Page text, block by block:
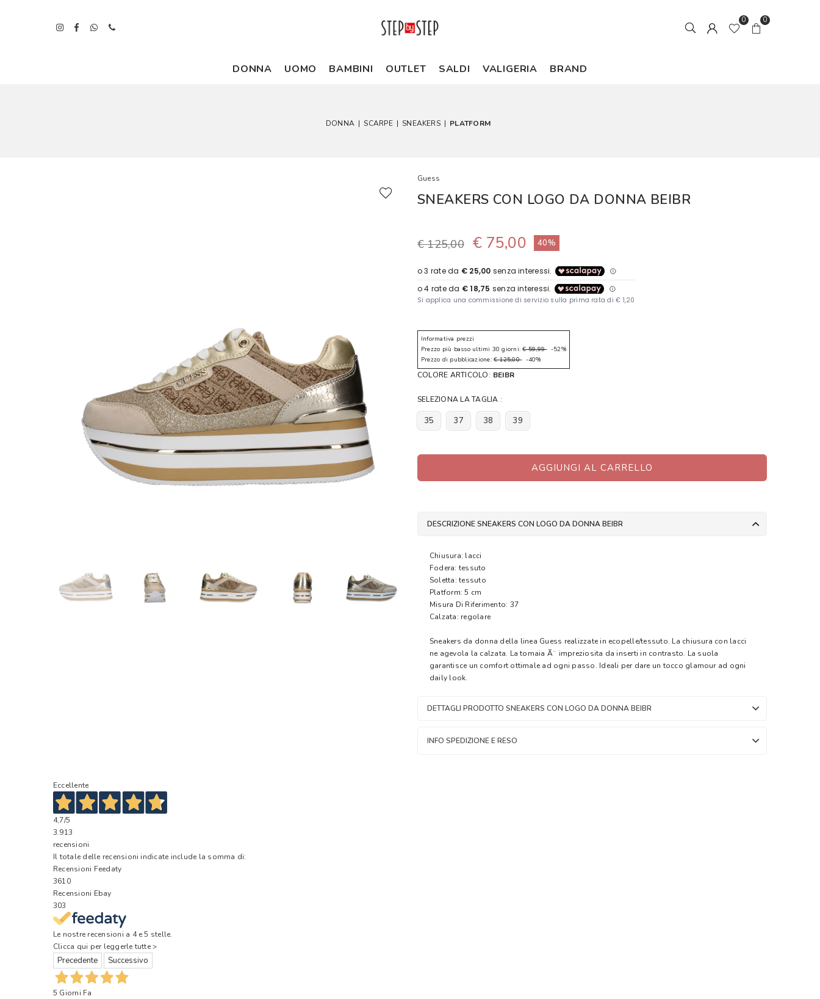
0 0
DONNA UOMO BAMBINI OUTLET SALDI VALIGERIA BRAND
DONNA | SCARPE | SNEAKERS | PLATFORM
Guess
SNEAKERS CON LOGO DA DONNA BEIBR
€ 125,00 € 75,00 40%
Informativa prezzi
Prezzo più basso ultimi 30 giorni:€ 59,99-52%
Prezzo di pubblicazione: € 125,00-40%
COLORE ARTICOLO: BEIBR
SELEZIONA LA TAGLIA :
35 37 38 39
AGGIUNGI AL CARRELLO
DESCRIZIONE SNEAKERS CON LOGO DA DONNA BEIBR
Chiusura: lacci
Fodera: tessuto
Soletta: tessuto
Platform: 5 cm
Misura Di Riferimento: 37
Calzata: regolare
Sneakers da donna della linea Guess realizzate in ecopelle/tessuto. La chiusura con lacci
ne agevola la calzata. La tomaia Ã¨ impreziosita da inserti in contrasto. La suola
garantisce un comfort ottimale ad ogni passo. Ideali per dare un tocco glamour ad ogni
daily look.
DETTAGLI PRODOTTO SNEAKERS CON LOGO DA DONNA BEIBR
INFO SPEDIZIONE E RESO
Eccellente
4,7/5
3.913
recensioni
Il totale delle recensioni indicate include la somma di:
Recensioni Feedaty
3610
Recensioni Ebay
303
Le nostre recensioni a 4 e 5 stelle.
Clicca qui per leggerle tutte >
Precedente Successivo
5 Giorni Fa